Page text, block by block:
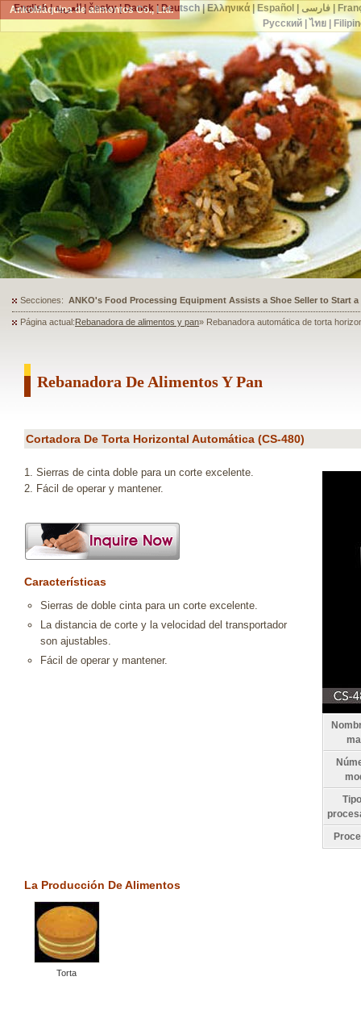
AnkoMáquina de alimentos Co., Ltd.
Secciones: ANKO's Food Processing Equipment Assists a Shoe Seller to Start
Página actual:Rebanadora de alimentos y pan» Rebanadora automática de torta
Rebanadora De Alimentos Y Pan
Cortadora De Torta Horizontal Automática (CS-480)
1. Sierras de cinta doble para un corte excelente.
2. Fácil de operar y mantener.
Características
Sierras de doble cinta para un corte excelente.
La distancia de corte y la velocidad del transportador
son ajustables.
Fácil de operar y mantener.
La Producción De Alimentos
Torta
English|العربية| česky|Dansk| Deutsch|Ελληνικά|Español فارسی|
Русский| ไทย|